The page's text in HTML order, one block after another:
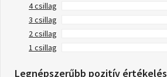
4 csillag
3 csillag
2 csillag
1 csillag
Legnépszerűbb pozitív értékelés